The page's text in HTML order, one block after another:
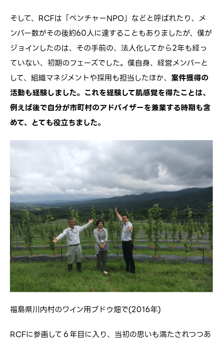
そして、RCFは「ベンチャーNPO」などと呼ばれたり、メ
ンバー数がその後約60人に達することもありましたが、僕が
ジョインしたのは、その手前の、法人化してから2年も経っ
ていない、初期のフェーズでした。僕自身、経営メンバーと
して、組織マネジメントや採用も担当したほか、 案件獲得の
活動も経験しました。これを経験して肌感覚を得たことは、
例えば後で自分が市町村のアドバイザーを兼業する時期も含
めて、とても役立ちました。
福島県川内村のワイン用ブドウ畑で(2016年)
RCFに参画して６年目に入り、当初の思いも満たされつつあ